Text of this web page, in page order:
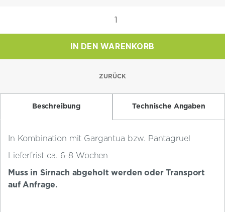
Inumbrina
380cm
IN DEN WARENKORB
ZURÜCK
Beschreibung Technische Angaben
In Kombination mit Gargantua bzw. Pantagruel
Lieferfrist ca. 6-8 Wochen
Muss in Sirnach abgeholt werden oder Transport
auf Anfrage.